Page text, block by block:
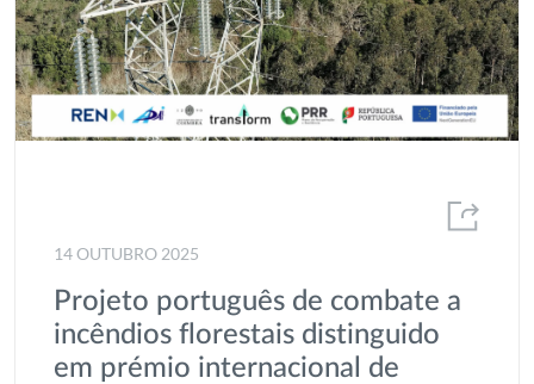
14 OUTUBRO 2025
Projeto português de combate a
incêndios florestais distinguido
em prémio internacional de